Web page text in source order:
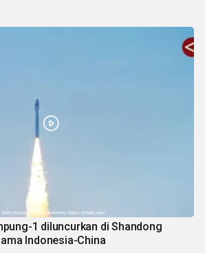
1 diluncurkan di Shandong
Indonesia-China